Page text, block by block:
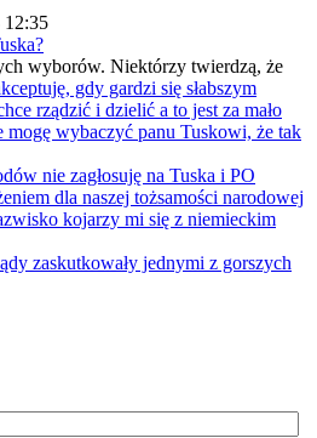
12:35
wyborów. Niektórzy twierdzą, że
gdy gardzi się słabszym
rządzić i dzielić a to jest za mało
mogę wybaczyć panu Tuskowi, że tak
nie zagłosuję na Tuska i PO
dla naszej tożsamości narodowej
kojarzy mi się z niemieckim
zaskutkowały jednymi z gorszych